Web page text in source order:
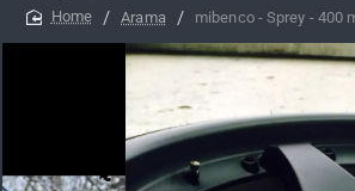
Arama mibenco - Sprey - 400